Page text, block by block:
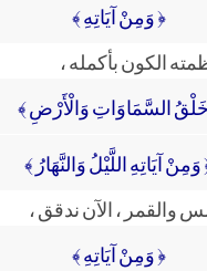
﴿ وَمِنْ آيَاتِهِ ﴾
الكون بأكمله ،
السَّمَاوَاتِ وَالْأَرْضِ ﴾
وَمِنْ آيَاتِهِ اللَّيْلُ وَالنَّهَارُ ﴾
والقمر ، الآن ندقق ،
﴿ وَمِنْ آيَاتِهِ ﴾